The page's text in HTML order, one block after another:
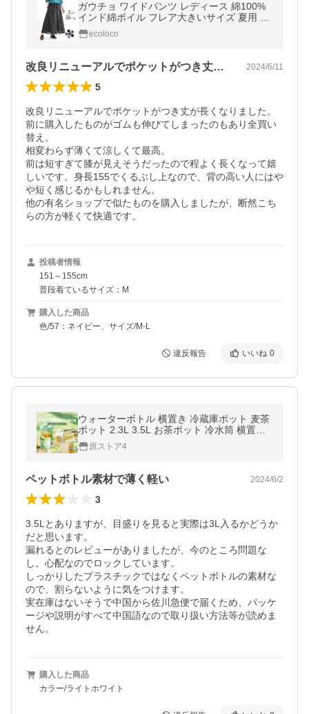
ガウチョ ワイドパンツ レディース 綿100%
インド綿ボイル フレア大きいサイズ 夏用 春
夏 26SS0424R,0724ptn
ecoloco
改良リニューアルでポケットがつき丈が長… 2024/6/11
5
改良リニューアルでポケットがつき丈が長くなりました。
前に購入したものがゴムも伸びてしまったのもあり全買い
替え。
相変わらず薄くて涼しくて最高。
前は短すぎて膝が見えそうだったので程よく長くなって嬉
しいです。身長155でくるぶし上なので、背の高い人にはや
や短く感じるかもしれません。
他の有名ショップで似たものを購入しましたが、断然こち
らの方が軽くて快適です。
投稿者情報
151～155cm
普段着ているサイズ：M
購入した商品
色/57：ネイビー、サイズ/M-L
違反報告 いいね 0
ウォーターボトル 横置き 冷蔵庫ポット 麦茶
ポット 2.3L 3.5L お茶ポット 冷水筒 横置き
水差し 耐熱 蛇口付き 安全ロック ハンドル付
き 漏れない 洗いやすい
原ストア4
ペットボトル素材で薄く軽い 2024/6/2
3
3.5Lとありますが、目盛りを見ると実際は3L入るかどうか
だと思います。
漏れるとのレビューがありましたが、今のところ問題な
し。心配なのでロックしています。
しっかりしたプラスチックではなくペットボトルの素材な
ので、割らないように気をつけます。
実在庫はないそうで中国から佐川急便で届くため、パッケ
ージや説明がすべて中国語なので取り扱い方法等が読めま
せん。
購入した商品
カラー/ライトホワイト